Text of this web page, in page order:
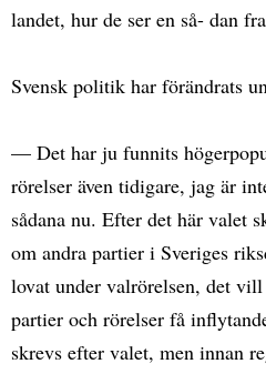
landet, hur de ser en så- dan
Svensk politik har förändrats
— Det har ju funnits
rörelser även tidigare, jag är
sådana nu. Efter det här valet
om andra partier i Sveriges
lovat under valrörelsen, det vill
partier och rörelser få
skrevs efter valet, men innan